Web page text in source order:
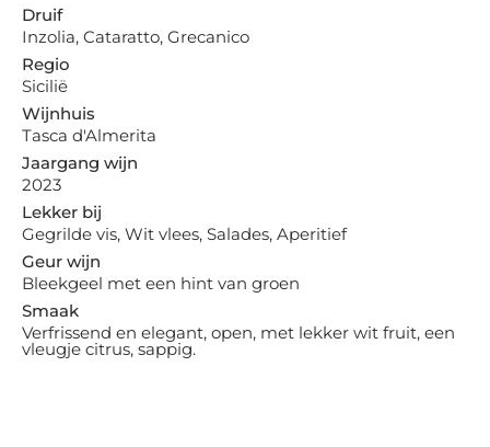
Druif
Inzolia, Cataratto, Grecanico
Regio
Sicilië
Wijnhuis
Tasca d'Almerita
Jaargang wijn
2023
Lekker bij
Gegrilde vis, Wit vlees, Salades, Aperitief
Geur wijn
Bleekgeel met een hint van groen
Smaak
Verfrissend en elegant, open, met lekker wit fruit, een
vleugje citrus, sappig.